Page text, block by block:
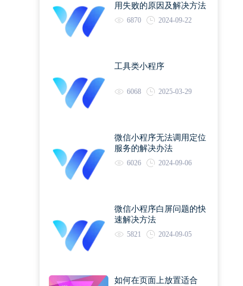
用失败的原因及解决方法
6870 2024-09-22
工具类小程序
6068 2025-03-29
微信小程序无法调用定位
服务的解决办法
6026 2024-09-06
微信小程序白屏问题的快
速解决方法
5821 2024-09-05
如何在页面上放置适合